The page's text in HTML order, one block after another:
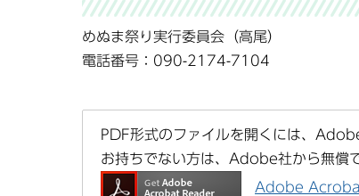
めぬま祭り実行委員会（高尾）
電話番号：090-2174-7104
PDF形式のファイルを開くには、
お持ちでない方は、Adobe社から無償
Adobe